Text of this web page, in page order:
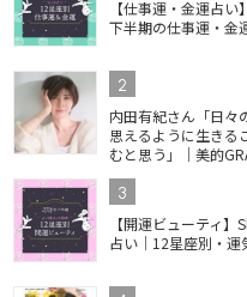
【仕事運・金運占
下半期の仕事運・金
2
内田有紀さん「日々
思えるように生きる
むと思う」｜美的
3
【開運ビューティ
占い｜12星座別・運